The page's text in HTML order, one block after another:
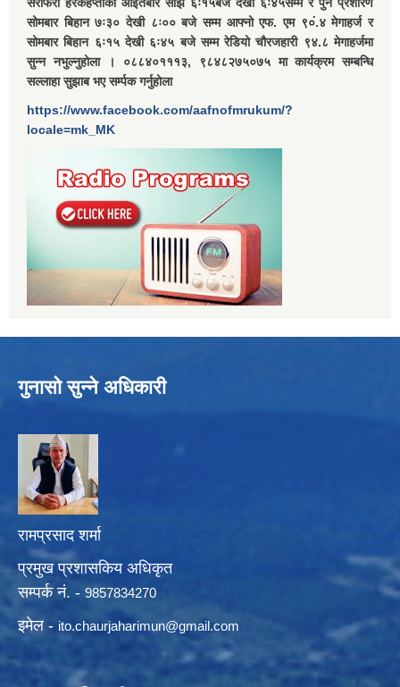
सोमबार बिहान ७ः३० देखी ८ः०० बजे सम्म आफ्नो एफ. एम ९०ं.४ मेगाहर्ज र
सोमबार बिहान ६ः१५ देखी ६ः४५ बजे सम्म रेडियो चौरजहारी ९४.८ मेगाहर्जमा
सुन्न नभुल्नुहोला । ०८८४०१११३, ९८४८२७५०७५ मा कार्यक्रम सम्बन्धि
सल्लाहा सुझाब भए सर्म्पक गर्नुहोला
https://www.facebook.com/aafnofmrukum/?
locale=mk_MK
गुनासो सुन्ने अधिकारी
रामप्रसाद शर्मा
प्रमुख प्रशासकिय अधिकृत
सम्पर्क नं. - 9857834270
इमेल - ito.chaurjaharimun@gmail.com